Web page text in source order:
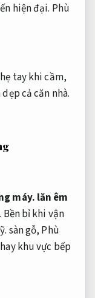
hiện đại. Phù
tay khi cầm,
cả căn nhà.
máy. lăn êm
Bền bỉ khi vận
sàn gỗ, Phù
khu vực bếp